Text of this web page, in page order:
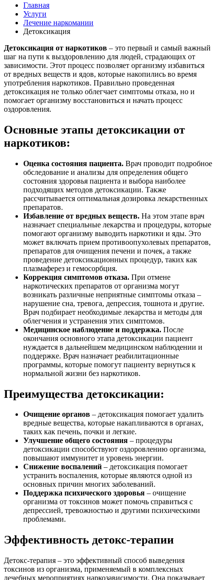
Главная
Услуги
Лечение наркомании
Детоксикация
Детоксикация от наркотиков – это первый и самый важный
шаг на пути к выздоровлению для людей, страдающих от
зависимости. Этот процесс позволяет организму избавиться
от вредных веществ и ядов, которые накопились во время
употребления наркотиков. Правильно проведенная
детоксикация не только облегчает симптомы отказа, но и
помогает организму восстановиться и начать процесс
оздоровления.
Основные этапы детоксикации от
наркотиков:
Оценка состояния пациента. Врач проводит подробное
обследование и анализы для определения общего
состояния здоровья пациента и выбора наиболее
подходящих методов детоксикации. Также
рассчитывается оптимальная дозировка лекарственных
препаратов.
Избавление от вредных веществ. На этом этапе врач
назначает специальные лекарства и процедуры, которые
помогают организму выводить наркотики и яды. Это
может включать прием противоопухолевых препаратов,
препаратов для очищения печени и почек, а также
проведение детоксикационных процедур, таких как
плазмаферез и гемосорбция.
Коррекция симптомов отказа. При отмене
наркотических препаратов от организма могут
возникать различные неприятные симптомы отказа –
нарушение сна, тревога, депрессия, тошнота и другие.
Врач подбирает необходимые лекарства и методы для
облегчения и устранения этих симптомов.
Медицинское наблюдение и поддержка. После
окончания основного этапа детоксикации пациент
нуждается в дальнейшем медицинском наблюдении и
поддержке. Врач назначает реабилитационные
программы, которые помогут пациенту вернуться к
нормальной жизни без наркотиков.
Преимущества детоксикации:
Очищение органов – детоксикация помогает удалить
вредные вещества, которые накапливаются в органах,
таких как печень, почки и легкие.
Улучшение общего состояния – процедуры
детоксикации способствуют оздоровлению организма,
повышают иммунитет и уровень энергии.
Снижение воспалений – детоксикация помогает
устранить воспаления, которые являются одной из
основных причин многих заболеваний.
Поддержка психического здоровья – очищение
организма от токсинов может помочь справиться с
депрессией, тревожностью и другими психическими
проблемами.
Эффективность детокс-терапии
Детокс-терапия – это эффективный способ выведения
токсинов из организма, применяемый в комплексных
лечебных мероприятиях наркозависимости. Она показывает